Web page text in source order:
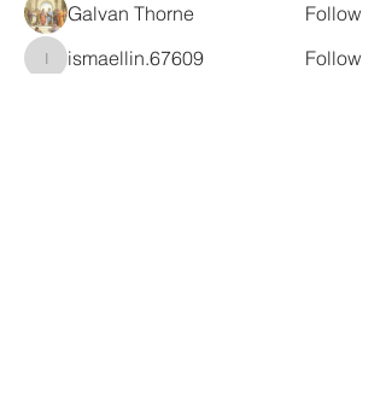
Galvan Thorne
Follow
ismaellin.67609
ismaellin.67609
Follow